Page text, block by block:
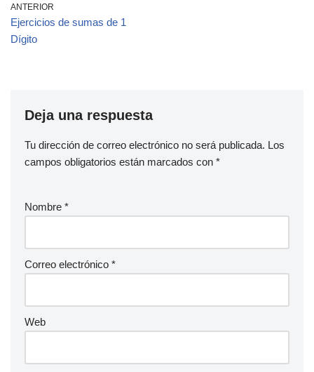
ANTERIOR
Ejercicios de sumas de 1
Dígito
Deja una respuesta
Tu dirección de correo electrónico no será publicada. Los
campos obligatorios están marcados con *
Nombre *
Correo electrónico *
Web